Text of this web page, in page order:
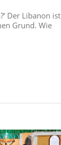
Der Libanon ist
Grund. Wie